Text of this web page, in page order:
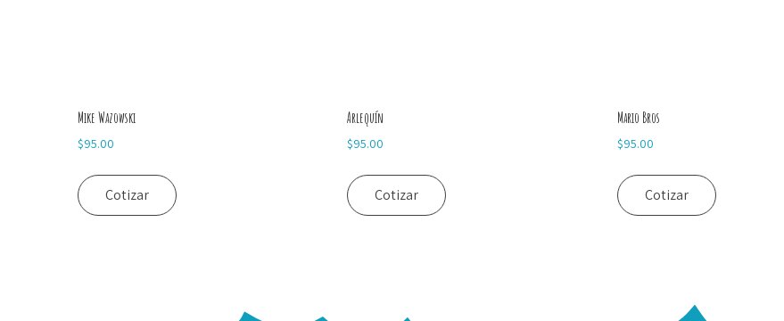
Mike Wazowski
$95.00
Cotizar
Arlequín
$95.00
Cotizar
Mario Bros
$95.00
Cotizar